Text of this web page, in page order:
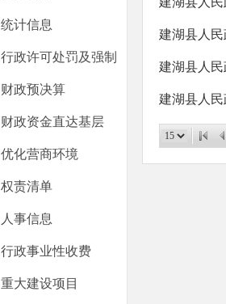
统计信息
行政许可处罚及强制
财政预决算
财政资金直达基层
优化营商环境
权责清单
人事信息
行政事业性收费
重大建设项目
建湖县人
建湖县人
建湖县人